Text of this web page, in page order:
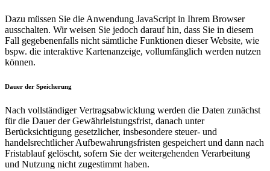
Dazu müssen Sie die Anwendung JavaScript in Ihrem Browser
ausschalten. Wir weisen Sie jedoch darauf hin, dass Sie in diesem
Fall gegebenenfalls nicht sämtliche Funktionen dieser Website, wie
bspw. die interaktive Kartenanzeige, vollumfänglich werden nutzen
können.
Dauer der Speicherung
Nach vollständiger Vertragsabwicklung werden die Daten zunächst
für die Dauer der Gewährleistungsfrist, danach unter
Berücksichtigung gesetzlicher, insbesondere steuer- und
handelsrechtlicher Aufbewahrungsfristen gespeichert und dann nach
Fristablauf gelöscht, sofern Sie der weitergehenden Verarbeitung
und Nutzung nicht zugestimmt haben.